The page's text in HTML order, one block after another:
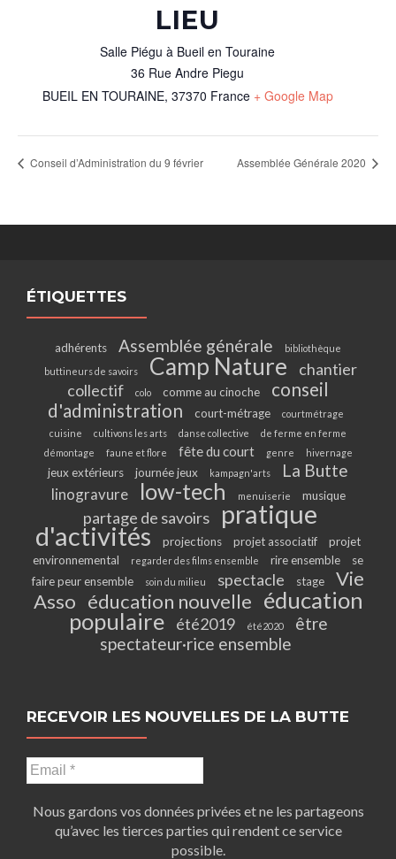
LIEU
Salle Piégu à Bueil en Touraine
36 Rue Andre Piegu
BUEIL EN TOURAINE, 37370 France + Google Map
Conseil d’Administration du 9 février Assemblée Générale 2020
ÉTIQUETTES
adhérents Assemblée générale
bibliothèque
buttineurs de savoirs
Camp Nature
chantier
collectif
colo comme au cinoche
conseil
d'administration
court-métrage
courtmétrage
cuisine
cultivons les arts danse collective
de ferme en ferme
démontage
faune et flore fête du court genre hivernage
jeux extérieurs journée jeux kampagn'arts La Butte
linogravure low-tech menuiserie musique
partage de savoirs pratique
d'activités projections projet associatif
projet
environnemental
regarder des films ensemble rire ensemble
se
faire peur ensemble
soin du milieu spectacle stage
Vie
Asso éducation nouvelle éducation
populaire
été2019 été2020
être
spectateur·rice ensemble
RECEVOIR LES NOUVELLES DE LA BUTTE
Nous gardons vos données privées et ne les partageons
qu’avec les tierces parties qui rendent ce service
possible.